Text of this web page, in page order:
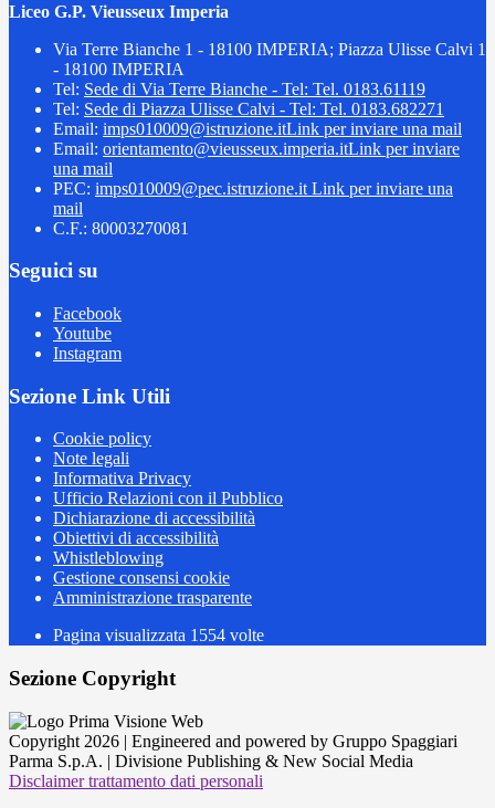
Liceo G.P. Vieusseux Imperia
Via Terre Bianche 1 - 18100 IMPERIA; Piazza Ulisse Calvi 1
- 18100 IMPERIA
Tel: Sede di Via Terre Bianche - Tel: Tel. 0183.61119
Tel: Sede di Piazza Ulisse Calvi - Tel: Tel. 0183.682271
Email: imps010009@istruzione.itLink per inviare una mail
Email: orientamento@vieusseux.imperia.itLink per inviare
una mail
PEC: imps010009@pec.istruzione.it Link per inviare una
mail
C.F.: 80003270081
Seguici su
Facebook
Youtube
Instagram
Sezione Link Utili
Cookie policy
Note legali
Informativa Privacy
Ufficio Relazioni con il Pubblico
Dichiarazione di accessibilità
Obiettivi di accessibilità
Whistleblowing
Gestione consensi cookie
Amministrazione trasparente
Pagina visualizzata 1554 volte
Sezione Copyright
Copyright 2026 | Engineered and powered by Gruppo Spaggiari
Parma S.p.A. | Divisione Publishing & New Social Media
Disclaimer trattamento dati personali